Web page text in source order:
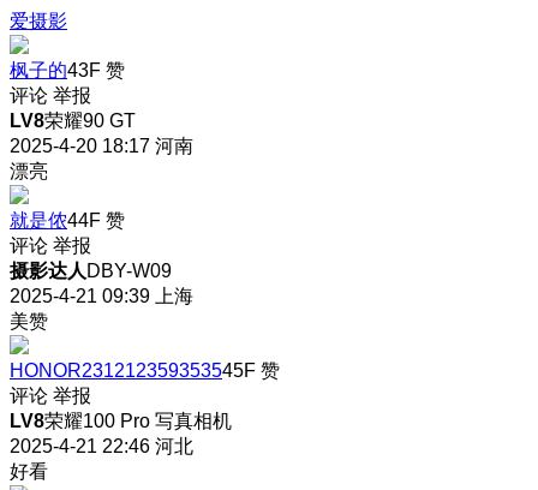
爱摄影
枫子的43F 赞
评论 举报
LV8荣耀90 GT
2025-4-20 18:17 河南
漂亮
就是侬44F 赞
评论 举报
摄影达人 DBY-W09
2025-4-21 09:39
上海
美赞
HONOR231212359353545F 赞
评论 举报
LV8荣耀100 Pro 写真相机
2025-4-21 22:46 河北
好看